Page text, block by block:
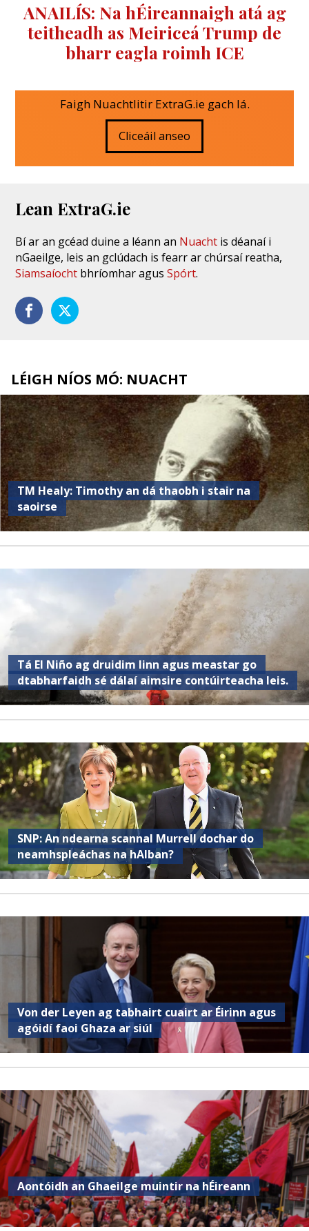
ANAILÍS: Na hÉireannaigh atá ag
teitheadh ​​as Meiriceá Trump de
bharr eagla roimh ICE
Faigh Nuachtlitir ExtraG.ie gach lá.
Cliceáil anseo
Lean ExtraG.ie
Bí ar an gcéad duine a léann an Nuacht is déanaí i
nGaeilge, leis an gclúdach is fearr ar chúrsaí reatha,
Siamsaíocht bhríomhar agusSpórt.
LÉIGH NÍOS MÓ: NUACHT
TM Healy: Timothy an dá thaobh i stair na
saoirse
Tá El Niño ag druidim linn agus meastar go
dtabharfaidh sé dálaí aimsire contúirteacha leis.
SNP: An ndearna scannal Murrell dochar do
neamhspleáchas na hAlban?
Von der Leyen ag tabhairt cuairt ar Éirinn agus
agóidí faoi Ghaza ar siúl
Aontóidh an Ghaeilge muintir na hÉireann